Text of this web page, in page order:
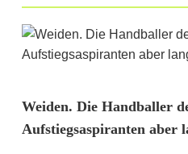
H
C
Weiden. Die Handballer
Aufstiegsaspiranten aber